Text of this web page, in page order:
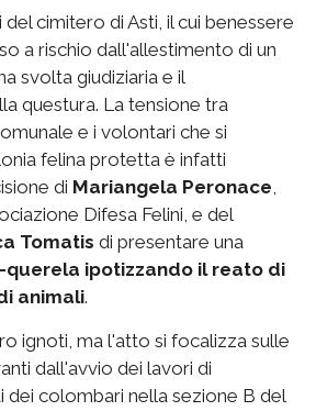
cimitero di Asti, il cui benessere
a rischio dall'allestimento di un
svolta giudiziaria e il
questura. La tensione tra
e i volontari che si
felina protetta è infatti
di Mariangela Peronace,
Difesa Felini, e del
Tomatis di presentare una
querela ipotizzando il reato di
animali.
ignoti, ma l'atto si focalizza sulle
dall'avvio dei lavori di
colombari nella sezione B del